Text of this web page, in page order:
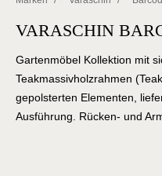
VARASCHIN
Gartenmöbel Kollektion mit
Teakmassivholzrahmen
gepolsterten Elementen,
Ausführung. Rücken- und